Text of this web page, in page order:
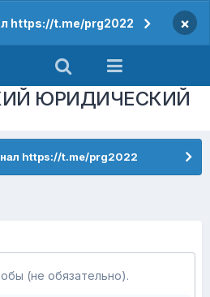
https://t.me/prg2022 ×
ЮРИДИЧЕСКИЙ
https://t.me/prg2022
(не обязательно).